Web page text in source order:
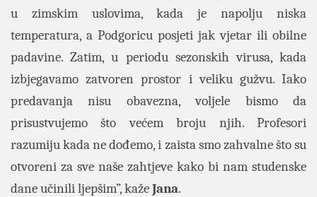
u zimskim uslovima, kada je napolju niska
temperatura, a Podgoricu posjeti jak vjetar ili obilne
padavine. Zatim, u periodu sezonskih virusa, kada
izbjegavamo zatvoren prostor i veliku gužvu. Iako
predavanja nisu obavezna, voljele bismo da
prisustvujemo što većem broju njih. Profesori
razumiju kada ne dođemo, i zaista smo zahvalne što su
otvoreni za sve naše zahtjeve kako bi nam studenske
dane učinili ljepšim”, kažeJana.